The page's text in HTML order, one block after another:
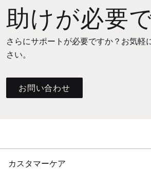
助けが必要
さらにサポートが必要ですか？お気軽
さい。
お問い合わせ
カスタマーケア